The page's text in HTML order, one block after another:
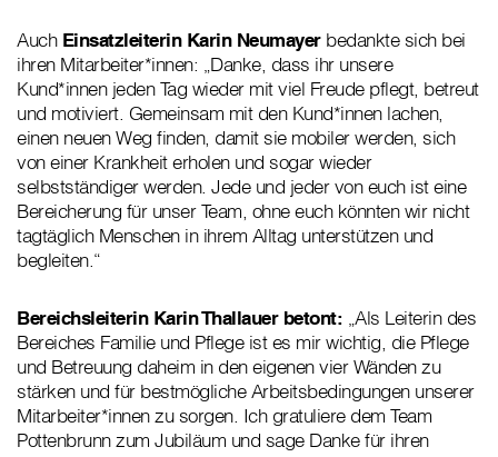
Auch Einsatzleiterin Karin Neumayer bedankte sich bei
ihren Mitarbeiter*innen: „Danke, dass ihr unsere
Kund*innen jeden Tag wieder mit viel Freude pflegt, betreut
und motiviert. Gemeinsam mit den Kund*innen lachen,
einen neuen Weg finden, damit sie mobiler werden, sich
von einer Krankheit erholen und sogar wieder
selbstständiger werden. Jede und jeder von euch ist eine
Bereicherung für unser Team, ohne euch könnten wir nicht
tagtäglich Menschen in ihrem Alltag unterstützen und
begleiten.“
Bereichsleiterin Karin Thallauer betont: „Als Leiterin des
Bereiches Familie und Pflege ist es mir wichtig, die Pflege
und Betreuung daheim in den eigenen vier Wänden zu
stärken und für bestmögliche Arbeitsbedingungen unserer
Mitarbeiter*innen zu sorgen. Ich gratuliere dem Team
Pottenbrunn zum Jubiläum und sage Danke für ihren